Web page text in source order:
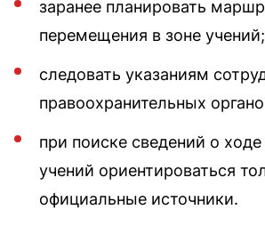
заранее планировать
перемещения в зоне учений;
следовать указаниям
правоохранительных
при поиске сведений о ходе
учений ориентироваться
официальные источники.